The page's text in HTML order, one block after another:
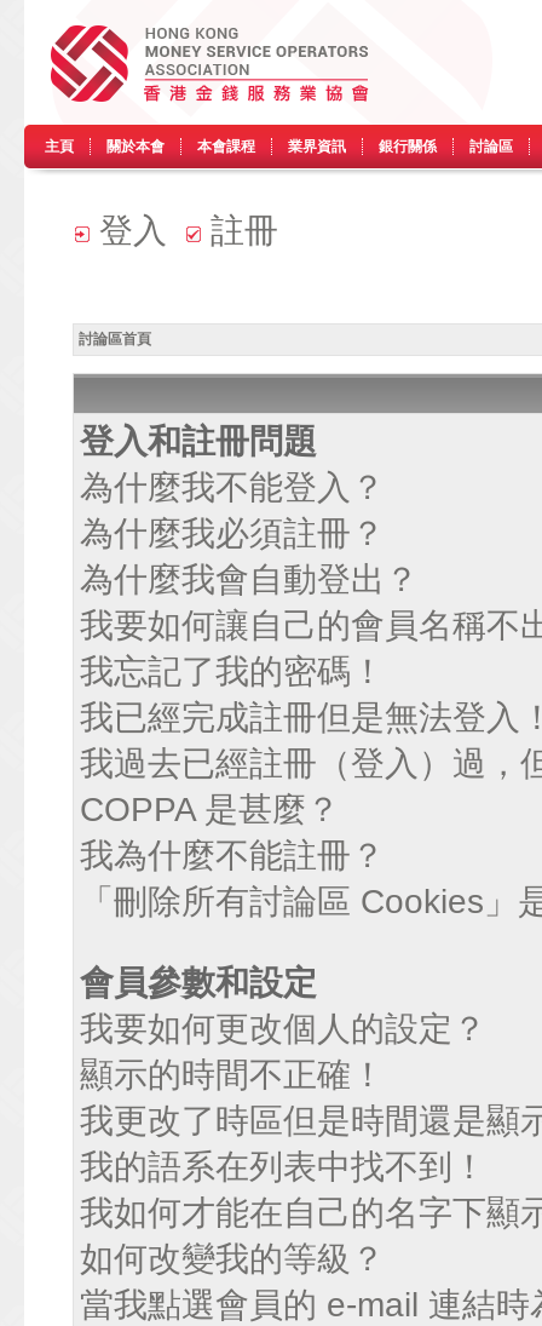
主頁 關於本會 本會課程 業界資訊 銀行關係 討論區
登入 註冊
討論區首頁
登入和註冊問題
為什麼我不能登入？
為什麼我必須註冊？
為什麼我會自動登出？
我要如何讓自己的會員名稱不
我忘記了我的密碼！
我已經完成註冊但是無法登入
我過去已經註冊（登入）過，
COPPA 是甚麼？
我為什麼不能註冊？
「刪除所有討論區 Cookies」
會員參數和設定
我要如何更改個人的設定？
顯示的時間不正確！
我更改了時區但是時間還是顯
我的語系在列表中找不到！
我如何才能在自己的名字下顯
如何改變我的等級？
當我點選會員的 e-mail 連結